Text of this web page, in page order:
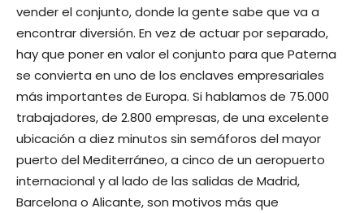
vender el conjunto, donde la gente sabe que va a
encontrar diversión. En vez de actuar por separado,
hay que poner en valor el conjunto para que Paterna
se convierta en uno de los enclaves empresariales
más importantes de Europa. Si hablamos de 75.000
trabajadores, de 2.800 empresas, de una excelente
ubicación a diez minutos sin semáforos del mayor
puerto del Mediterráneo, a cinco de un aeropuerto
internacional y al lado de las salidas de Madrid,
Barcelona o Alicante, son motivos más que